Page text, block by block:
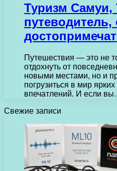
Туризм
Путешествия — это не
отдохнуть от
новыми местами, но и
погрузиться в мир
впечатлений. И если
Свежие записи